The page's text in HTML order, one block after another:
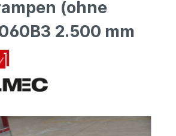
(ohne
2.500 mm